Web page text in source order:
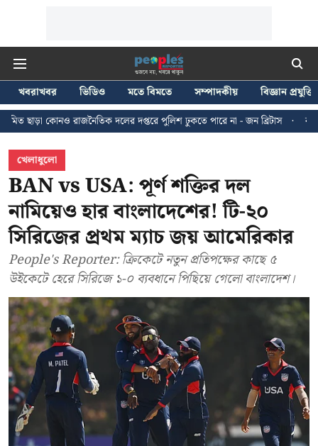
খবরাখবর ভিডিও মতে বিমতে সম্পাদকীয়
বিজ্ঞান প্রযুক্তি
দলের দপ্তরে পুলিশ ঢুকতে পারে না - জন ব্রিটাস
কলকাতায় ২৪ জুলাইয়ের
খেলাধুলো
BAN vs USA: পূর্ণ শক্তির দল
নামিয়েও হার বাংলাদেশের! টি-২০
সিরিজের প্রথম ম্যাচ জয় আমেরিকার
People's Reporter: ক্রিকেটে নতুন প্রতিপক্ষের কাছে ৫
উইকেটে হেরে সিরিজে ১-০ ব্যবধানে পিছিয়ে গেলো বাংলাদেশ।